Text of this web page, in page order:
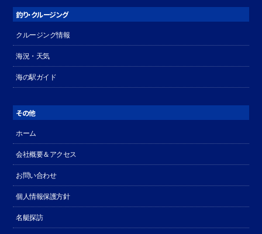
釣り・クルージング
クルージング情報
海況・天気
海の駅ガイド
その他
ホーム
会社概要＆アクセス
お問い合わせ
個人情報保護方針
名艇探訪